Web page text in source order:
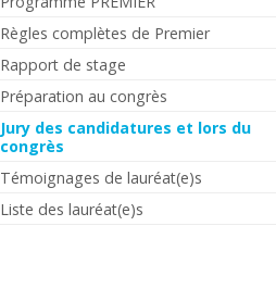
Règles complètes de Premier
Rapport de stage
Préparation au congrès
Jury des candidatures et lors du
congrès
Témoignages de lauréat(e)s
Liste des lauréat(e)s